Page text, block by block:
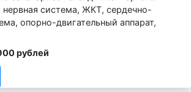
нервная система, ЖКТ, сердечно-
опорно-двигательный аппарат,
рублей